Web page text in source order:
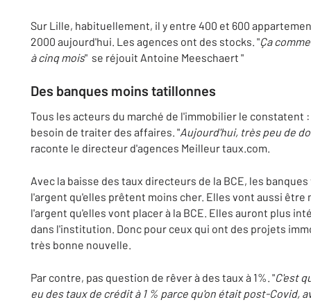
Sur Lille, habituellement, il y entre 400 et 600
2000 aujourd'hui. Les agences ont des stocks. "Ça
à cinq mois" se réjouit Antoine Meeschaert "
Des banques moins tatillonnes
Tous les acteurs du marché de l'immobilier le constatent
besoin de traiter des affaires. "Aujourd'hui, très peu de
raconte le directeur d'agences Meilleur taux.com.
Avec la baisse des taux directeurs de la BCE, les
l'argent qu'elles prêtent moins cher. Elles vont aussi être
l'argent qu'elles vont placer à la BCE. Elles auront plus
dans l'institution. Donc pour ceux qui ont des projets
très bonne nouvelle.
Par contre, pas question de rêver à des taux à 1%. "C'est
eu des taux de crédit à 1 % parce qu'on était post-Covid,